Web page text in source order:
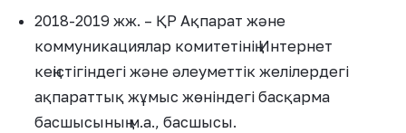
2018-2019 жж. – ҚР Ақпарат және
коммуникациялар комитетінің Интернет
кеңістігіндегі және әлеуметтік желілердегі
ақпараттық жұмыс жөніндегі басқарма
басшысының м.а., басшысы.